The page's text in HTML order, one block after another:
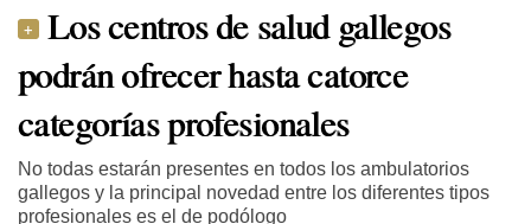
Los centros de salud gallegos
podrán ofrecer hasta catorce
categorías profesionales
No todas estarán presentes en todos los ambulatorios
gallegos y la principal novedad entre los diferentes tipos
profesionales es el de podólogo